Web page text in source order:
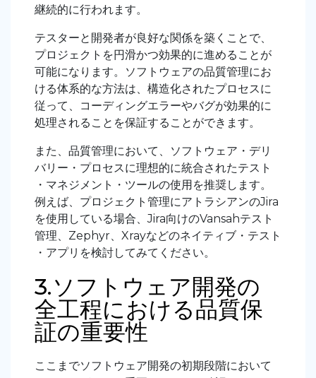
継続的に行われます。
テスターと開発者が良好な関係を築くことで、
プロジェクトを円滑かつ効果的に進めることが
可能になります。ソフトウェアの品質管理にお
ける体系的な方法は、構造化されたプロセスに
従って、コーディングエラーやバグが効果的に
処理されることを保証することができます。
また、品質管理において、ソフトウェア・デリ
バリー・プロセスに理想的に統合されたテスト
・マネジメント・ツールの使用を推奨します。
例えば、プロジェクト管理にアトラシアンのJira
を使用している場合、Jira向けのVansahテスト
管理、Zephyr、Xrayなどのネイティブ・テスト
・アプリを検討してみてください。
3.ソフトウェア開発の
全工程における品質保
証の重要性
ここまでソフトウェア開発の初期段階において